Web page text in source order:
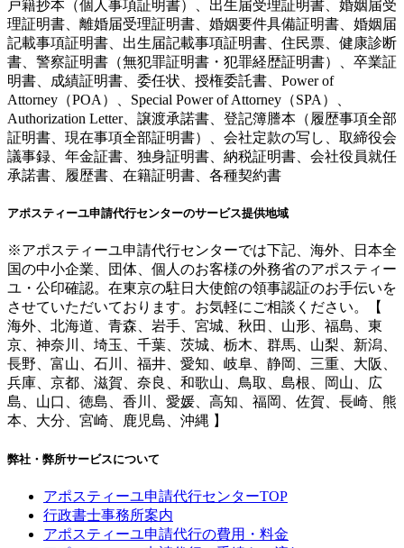
戸籍抄本（個人事項証明書）、出生届受理証明書、婚姻届受
理証明書、離婚届受理証明書、婚姻要件具備証明書、婚姻届
記載事項証明書、出生届記載事項証明書、住民票、健康診断
書、警察証明書（無犯罪証明書・犯罪経歴証明書）、卒業証
明書、成績証明書、委任状、授権委託書、Power of
Attorney（POA）、Special Power of Attorney（SPA）、
Authorization Letter、譲渡承諾書、登記簿謄本（履歴事項全部
証明書、現在事項全部証明書）、会社定款の写し、取締役会
議事録、年金証書、独身証明書、納税証明書、会社役員就任
承諾書、履歴書、在籍証明書、各種契約書
アポスティーユ申請代行センターのサービス提供地域
※アポスティーユ申請代行センターでは下記、海外、日本全
国の中小企業、団体、個人のお客様の外務省のアポスティー
ユ・公印確認。在東京の駐日大使館の領事認証のお手伝いを
させていただいております。お気軽にご相談ください。【
海外、北海道、青森、岩手、宮城、秋田、山形、福島、東
京、神奈川、埼玉、千葉、茨城、栃木、群馬、山梨、新潟、
長野、富山、石川、福井、愛知、岐阜、静岡、三重、大阪、
兵庫、京都、滋賀、奈良、和歌山、鳥取、島根、岡山、広
島、山口、徳島、香川、愛媛、高知、福岡、佐賀、長崎、熊
本、大分、宮崎、鹿児島、沖縄 】
弊社・弊所サービスについて
アポスティーユ申請代行センターTOP
行政書士事務所案内
アポスティーユ申請代行の費用・料金